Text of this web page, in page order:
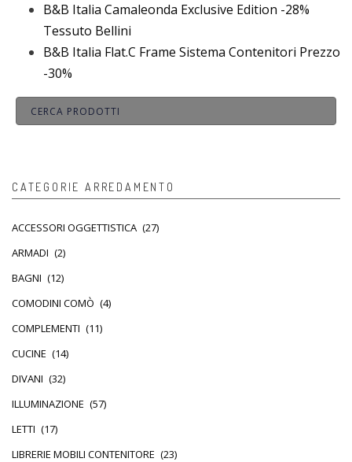
B&B Italia Camaleonda Exclusive Edition -28%
Tessuto Bellini
B&B Italia Flat.C Frame Sistema Contenitori Prezzo
-30%
CATEGORIE ARREDAMENTO
ACCESSORI OGGETTISTICA (27)
ARMADI (2)
BAGNI (12)
COMODINI COMÒ (4)
COMPLEMENTI (11)
CUCINE (14)
DIVANI (32)
ILLUMINAZIONE (57)
LETTI (17)
LIBRERIE MOBILI CONTENITORE (23)